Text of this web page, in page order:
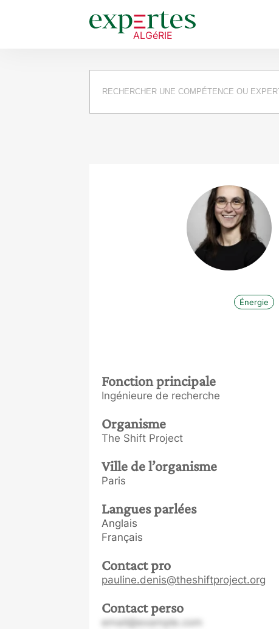
Requête
Énergie
Fonction principale
Ingénieure de recherche
Organisme
The Shift Project
Ville de l’organisme
Paris
Langues parlées
Anglais
Français
Contact pro
pauline.denis@theshiftproject.org
Contact perso
email@example.com